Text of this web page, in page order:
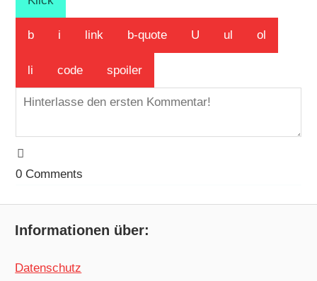
0 Comments
Informationen über:
Datenschutz